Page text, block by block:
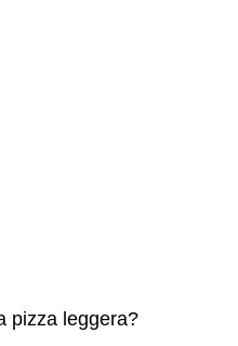
pizza leggera?